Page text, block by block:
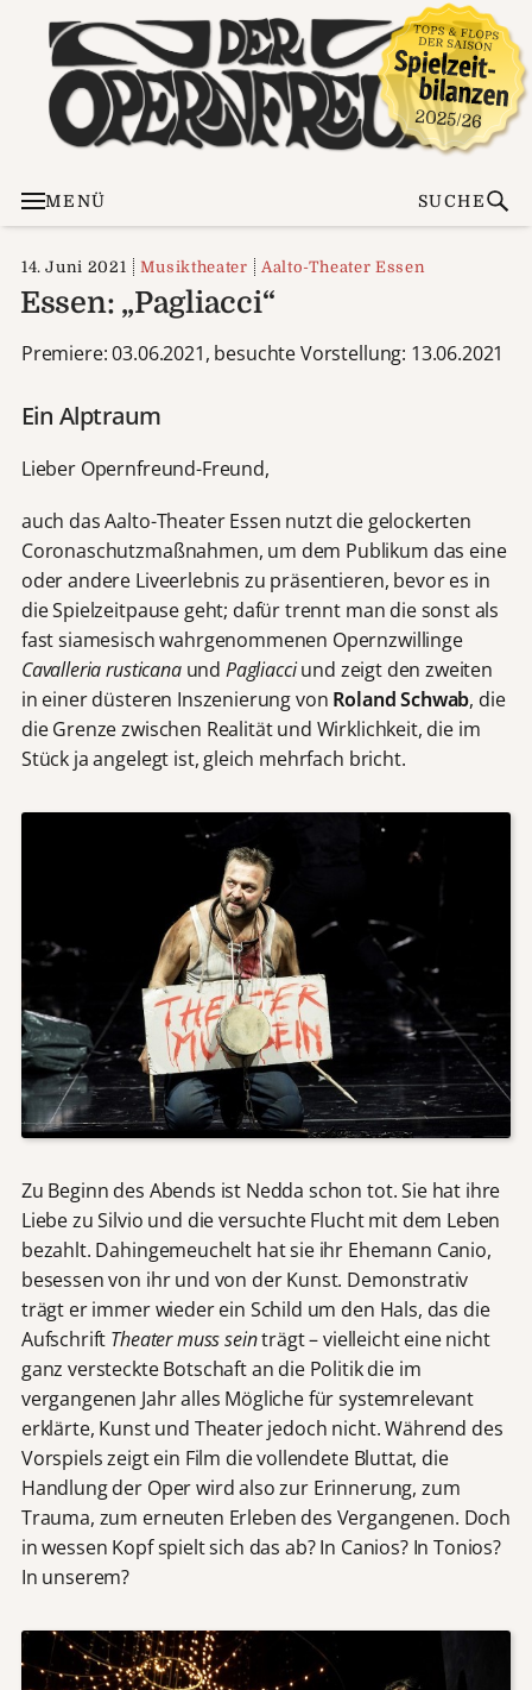
MENÜ SUCHE
14. Juni 2021 Musiktheater Aalto-Theater Essen
Essen: „Pagliacci“
Premiere: 03.06.2021, besuchte Vorstellung: 13.06.2021
Ein Alptraum
Lieber Opernfreund-Freund,
auch das Aalto-Theater Essen nutzt die gelockerten
Coronaschutzmaßnahmen, um dem Publikum das eine
oder andere Liveerlebnis zu präsentieren, bevor es in
die Spielzeitpause geht; dafür trennt man die sonst als
fast siamesisch wahrgenommenen Opernzwillinge
Cavalleria rusticanaund Pagliacciund zeigt den zweiten
in einer düsteren Inszenierung von Roland Schwab, die
die Grenze zwischen Realität und Wirklichkeit, die im
Stück ja angelegt ist, gleich mehrfach bricht.
Zu Beginn des Abends ist Nedda schon tot. Sie hat ihre
Liebe zu Silvio und die versuchte Flucht mit dem Leben
bezahlt. Dahingemeuchelt hat sie ihr Ehemann Canio,
besessen von ihr und von der Kunst. Demonstrativ
trägt er immer wieder ein Schild um den Hals, das die
Aufschrift Theater muss seinträgt – vielleicht eine nicht
ganz versteckte Botschaft an die Politik die im
vergangenen Jahr alles Mögliche für systemrelevant
erklärte, Kunst und Theater jedoch nicht. Während des
Vorspiels zeigt ein Film die vollendete Bluttat, die
Handlung der Oper wird also zur Erinnerung, zum
Trauma, zum erneuten Erleben des Vergangenen. Doch
in wessen Kopf spielt sich das ab? In Canios? In Tonios?
In unserem?